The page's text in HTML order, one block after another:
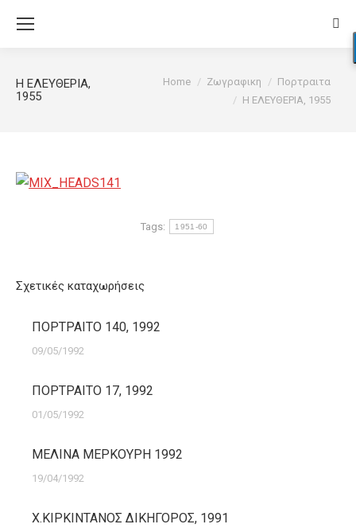
Η ΕΛΕΥΘΕΡΙΑ,
1955
You are here:Home Ζωγραφικη
Πορτραιτα
Η ΕΛΕΥΘΕΡΙΑ, 1955
Tags: 1951-60
Σχετικές καταχωρήσεις
ΠΟΡΤΡΑΙΤΟ 140, 1992
09/05/1992
ΠΟΡΤΡΑΙΤΟ 17, 1992
01/05/1992
ΜΕΛΙΝΑ ΜΕΡΚΟΥΡΗ 1992
19/04/1992
Χ.ΚΙΡΚΙΝΤΑΝΟΣ ΔΙΚΗΓΟΡΟΣ, 1991